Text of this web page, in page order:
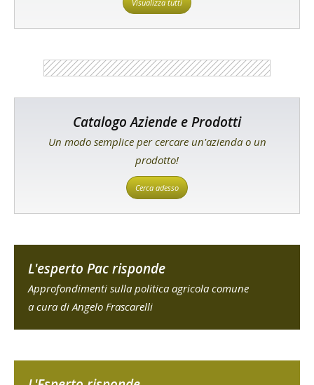
Visualizza tutti
Catalogo Aziende e Prodotti
Un modo semplice per cercare un'azienda o un
prodotto!
Cerca adesso
L'esperto Pac risponde
Approfondimenti sulla politica agricola comune
a cura di Angelo Frascarelli